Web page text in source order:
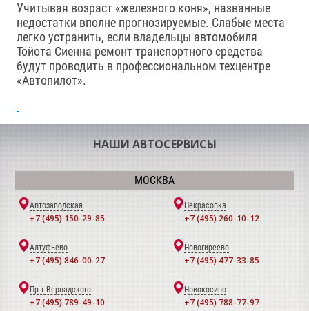
Учитывая возраст «железного коня», названные
недостатки вполне прогнозируемые. Слабые места
легко устранить, если владельцы автомобиля
Тойота Сиенна ремонт транспортного средства
будут проводить в профессиональном техцентре
«Автопилот».
НАШИ АВТОСЕРВИСЫ
МОСКВА
Автозаводская
+7 (495) 150-29-85
Некрасовка
+7 (495) 260-10-12
Алтуфьево
+7 (495) 846-00-27
Новогиреево
+7 (495) 477-33-85
Пр-т Вернадского
+7 (495) 789-49-10
Новокосино
+7 (495) 788-77-97